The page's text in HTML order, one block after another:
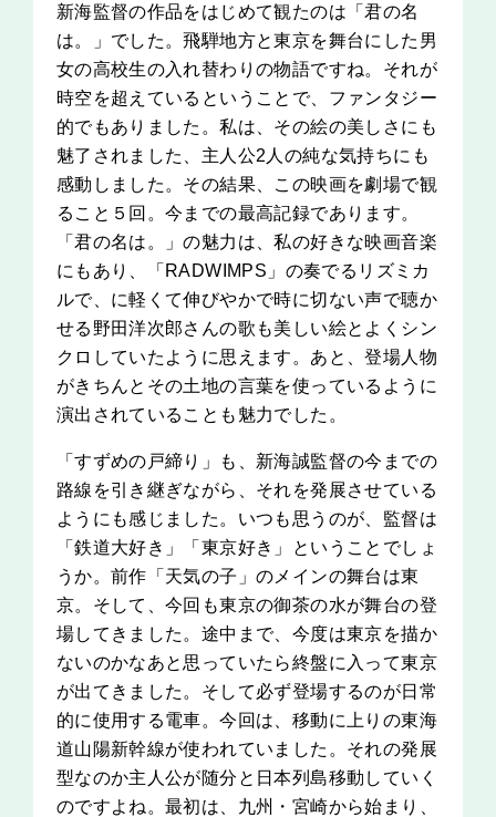
新海監督の作品をはじめて観たのは「君の名
は。」でした。飛騨地方と東京を舞台にした男
女の高校生の入れ替わりの物語ですね。それが
時空を超えているということで、ファンタジー
的でもありました。私は、その絵の美しさにも
魅了されました、主人公2人の純な気持ちにも
感動しました。その結果、この映画を劇場で観
ること５回。今までの最高記録であります。
「君の名は。」の魅力は、私の好きな映画音楽
にもあり、「RADWIMPS」の奏でるリズミカ
ルで、に軽くて伸びやかで時に切ない声で聴か
せる野田洋次郎さんの歌も美しい絵とよくシン
クロしていたように思えます。あと、登場人物
がきちんとその土地の言葉を使っているように
演出されていることも魅力でした。
「すずめの戸締り」も、新海誠監督の今までの
路線を引き継ぎながら、それを発展させている
ようにも感じました。いつも思うのが、監督は
「鉄道大好き」「東京好き」ということでしょ
うか。前作「天気の子」のメインの舞台は東
京。そして、今回も東京の御茶の水が舞台の登
場してきました。途中まで、今度は東京を描か
ないのかなあと思っていたら終盤に入って東京
が出てきました。そして必ず登場するのが日常
的に使用する電車。今回は、移動に上りの東海
道山陽新幹線が使われていました。それの発展
型なのか主人公が随分と日本列島移動していく
のですよね。最初は、九州・宮崎から始まり、